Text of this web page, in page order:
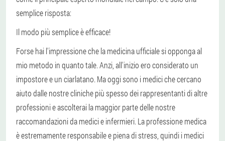
semplice risposta:
Il modo più semplice è efficace!
Forse hai l'impressione che la medicina ufficiale si opponga al
mio metodo in quanto tale. Anzi, all'inizio ero considerato un
impostore e un ciarlatano. Ma oggi sono i medici che cercano
aiuto dalle nostre cliniche più spesso dei rappresentanti di altre
professioni e ascolterai la maggior parte delle nostre
raccomandazioni da medici e infermieri. La professione medica
è estremamente responsabile e piena di stress, quindi i medici